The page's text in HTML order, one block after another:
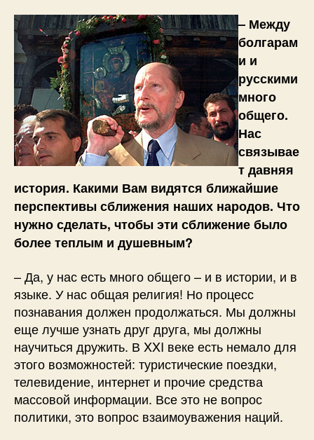
– Между
болгарам
и и
русскими
много
общего.
Нас
связывае
т давняя
история. Какими Вам видятся ближайшие
перспективы сближения наших народов. Что
нужно сделать, чтобы эти сближение было
более теплым и душевным?
– Да, у нас есть много общего – и в истории, и в
языке. У нас общая религия! Но процесс
познавания должен продолжаться. Мы должны
еще лучше узнать друг друга, мы должны
научиться дружить. В XXI веке есть немало для
этого возможностей: туристические поездки,
телевидение, интернет и прочие средства
массовой информации. Все это не вопрос
политики, это вопрос взаимоуважения наций.